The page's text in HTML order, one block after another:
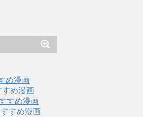
め漫画
すめ漫画
すめ漫画
すめ漫画